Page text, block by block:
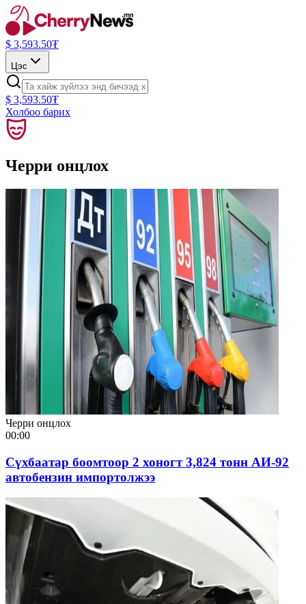
$ 3,593.50₮
Цэс
$ 3,593.50₮
Холбоо барих
Черри онцлох
Черри онцлох
00:00
Сүхбаатар боомтоор 2 хоногт 3,824 тонн АИ-92
автобензин импортолжээ